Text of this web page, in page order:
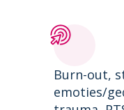
Burn-out,
emoties/